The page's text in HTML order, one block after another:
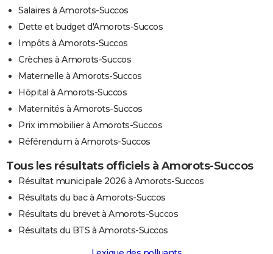
Salaires à Amorots-Succos
Dette et budget d'Amorots-Succos
Impôts à Amorots-Succos
Crèches à Amorots-Succos
Maternelle à Amorots-Succos
Hôpital à Amorots-Succos
Maternités à Amorots-Succos
Prix immobilier à Amorots-Succos
Référendum à Amorots-Succos
Tous les résultats officiels à Amorots-Succos
Résultat municipale 2026 à Amorots-Succos
Résultats du bac à Amorots-Succos
Résultats du brevet à Amorots-Succos
Résultats du BTS à Amorots-Succos